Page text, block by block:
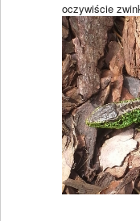
oczywiście